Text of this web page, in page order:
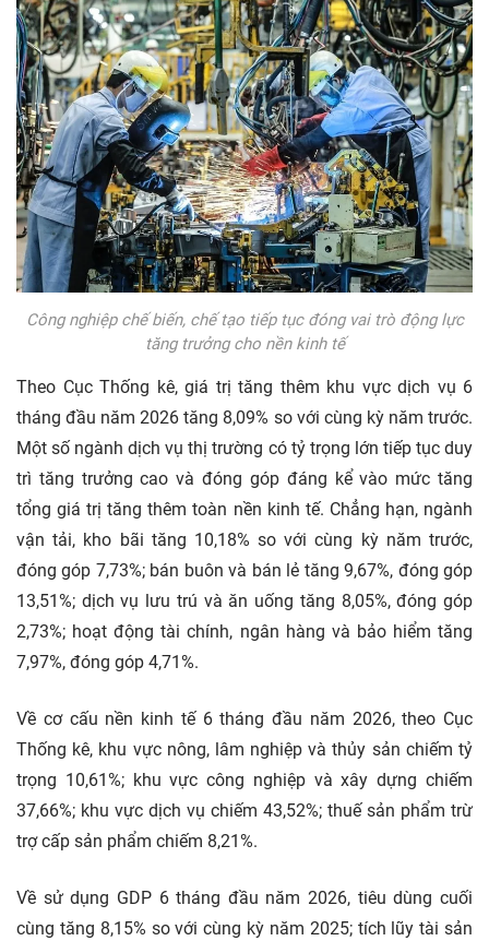
Công nghiệp chế biến, chế tạo tiếp tục đóng vai trò động lực
tăng trưởng cho nền kinh tế
Theo Cục Thống kê, giá trị tăng thêm khu vực dịch vụ 6
tháng đầu năm 2026 tăng 8,09% so với cùng kỳ năm trước.
Một số ngành dịch vụ thị trường có tỷ trọng lớn tiếp tục duy
trì tăng trưởng cao và đóng góp đáng kể vào mức tăng
tổng giá trị tăng thêm toàn nền kinh tế. Chẳng hạn, ngành
vận tải, kho bãi tăng 10,18% so với cùng kỳ năm trước,
đóng góp 7,73%; bán buôn và bán lẻ tăng 9,67%, đóng góp
13,51%; dịch vụ lưu trú và ăn uống tăng 8,05%, đóng góp
2,73%; hoạt động tài chính, ngân hàng và bảo hiểm tăng
7,97%, đóng góp 4,71%.
Về cơ cấu nền kinh tế 6 tháng đầu năm 2026, theo Cục
Thống kê, khu vực nông, lâm nghiệp và thủy sản chiếm tỷ
trọng 10,61%; khu vực công nghiệp và xây dựng chiếm
37,66%; khu vực dịch vụ chiếm 43,52%; thuế sản phẩm trừ
trợ cấp sản phẩm chiếm 8,21%.
Về sử dụng GDP 6 tháng đầu năm 2026, tiêu dùng cuối
cùng tăng 8,15% so với cùng kỳ năm 2025; tích lũy tài sản